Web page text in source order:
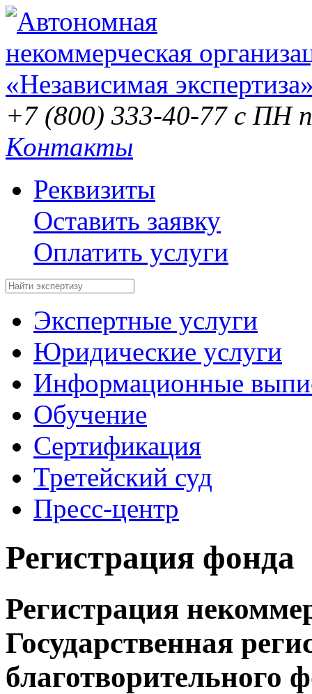
+7 (800) 333-40-77 с ПН
Контакты
Реквизиты
Оставить заявку
Оплатить услуги
Экспертные услуги
Юридические услуги
Информационные
Обучение
Сертификация
Третейский суд
Пресс-центр
Регистрация фонда
Регистрация
Государственная
благотворительного